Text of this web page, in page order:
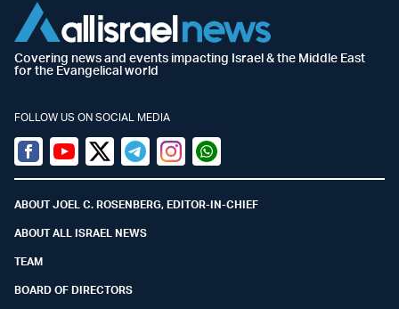
Covering news and events impacting Israel & the Middle East
for the Evangelical world
FOLLOW US ON SOCIAL MEDIA
Facebook
YoutubeTwitter (X)
TelegramInstagramWhatsapp
ABOUT JOEL C. ROSENBERG, EDITOR-IN-CHIEF
ABOUT ALL ISRAEL NEWS
TEAM
BOARD OF DIRECTORS